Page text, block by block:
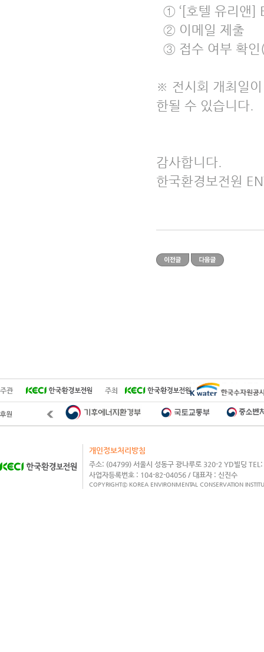
① ‘[호텔 유리앤]
② 이메일 제출
③ 접수 여부 확인
※ 전시회 개최일
한될 수 있습니다.
감사합니다.
한국환경보전원
주관 주최
개인정보처리방침
주소: (04799) 서울시 성동구 광나루로 320-2 YD빌딩
사업자등록번호 : 104-82-04056 / 대표자 : 신진수
COPYRIGHTⓒ KOREA ENVIRONMENTAL CONSERVATION